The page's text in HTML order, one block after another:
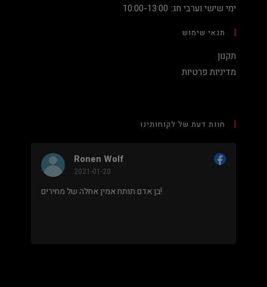
ימי שישי וערבי חג: 10:00-13:00
תנאי שימוש
תקנון
מדיניות פרטיות
חוות דעת של לקוחותינו
Ronen Wolf
2021-01-20
בן אדם תותח אמין אחלה של מחירים!